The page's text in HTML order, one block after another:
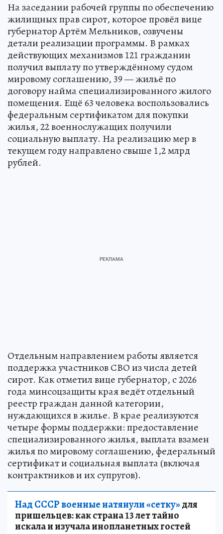
На заседании рабочей группы по обеспечению
жилищных прав сирот, которое провёл вице
губернатор Артём Мельников, озвучены
детали реализации программы. В рамках
действующих механизмов 121 гражданин
получил выплату по утверждённому судом
мировому соглашению, 39 — жильё по
договору найма специализированного жилого
помещения. Ещё 63 человека воспользовались
федеральным сертификатом для покупки
жилья, 22 военнослужащих получили
социальную выплату. На реализацию мер в
текущем году направлено свыше 1,2 млрд
рублей.
Отдельным направлением работы является
поддержка участников СВО из числа детей
сирот. Как отметил вице губернатор, с 2026
года минсоцзащиты края ведёт отдельный
реестр граждан данной категории,
нуждающихся в жилье. В крае реализуются
четыре формы поддержки: предоставление
специализированного жилья, выплата взамен
жилья по мировому соглашению, федеральный
сертификат и социальная выплата (включая
контрактников и их супругов).
Над СССР военные натянули «сетку»для
пришельцев: как страна 13 лет тайно
искала и изучала инопланетных гостей